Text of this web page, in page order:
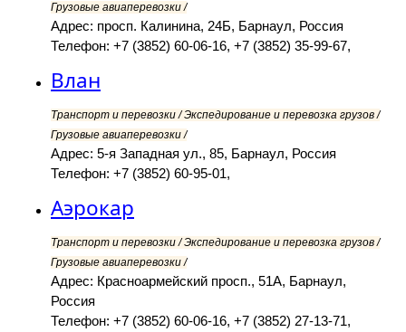
Грузовые авиаперевозки /
Адрес: просп. Калинина, 24Б, Барнаул, Россия
Телефон: +7 (3852) 60-06-16, +7 (3852) 35-99-67,
Влан
Транспорт и перевозки / Экспедирование и перевозка грузов /
Грузовые авиаперевозки /
Адрес: 5-я Западная ул., 85, Барнаул, Россия
Телефон: +7 (3852) 60-95-01,
Аэрокар
Транспорт и перевозки / Экспедирование и перевозка грузов /
Грузовые авиаперевозки /
Адрес: Красноармейский просп., 51А, Барнаул,
Россия
Телефон: +7 (3852) 60-06-16, +7 (3852) 27-13-71,